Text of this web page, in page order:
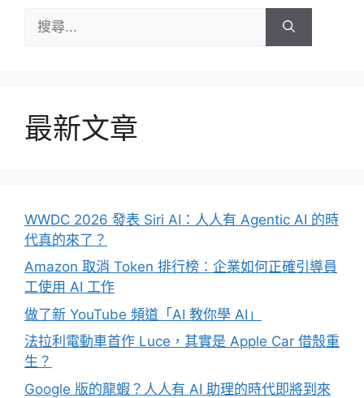
尋:
最新文章
WWDC 2026 發表 Siri AI：人人有 Agentic AI 的時
代真的來了？
Amazon 取消 Token 排行榜：企業如何正確引導員
工使用 AI 工作
做了新 YouTube 頻道「AI 教你學 AI」
法拉利電動車首作 Luce，其實是 Apple Car 借殼重
生？
Google 版的龍蝦？人人有 AI 助理的時代即將到來